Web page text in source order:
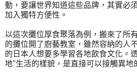
動，要讓世界知道這些品牌，其實必
加入獨特方便性。
以這次攤位厚食聚落為例，搬來了所
的攤位開了廚藝教室，雖然容納的人
的日本人想要多學習各地飲食文化。
地"生活的樣貌，是直接可以接觸異地